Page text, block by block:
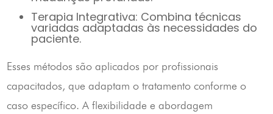
Terapia Integrativa: Combina técnicas
variadas adaptadas às necessidades do
paciente.
Esses métodos são aplicados por profissionais
capacitados, que adaptam o tratamento conforme o
caso específico. A flexibilidade e abordagem